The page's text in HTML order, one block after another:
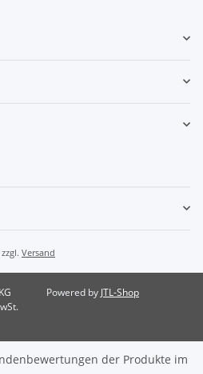
Versand
Powered by JTL-Shop
der Produkte im